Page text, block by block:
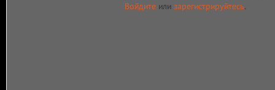
Войдите или зарегистрируйтесь.